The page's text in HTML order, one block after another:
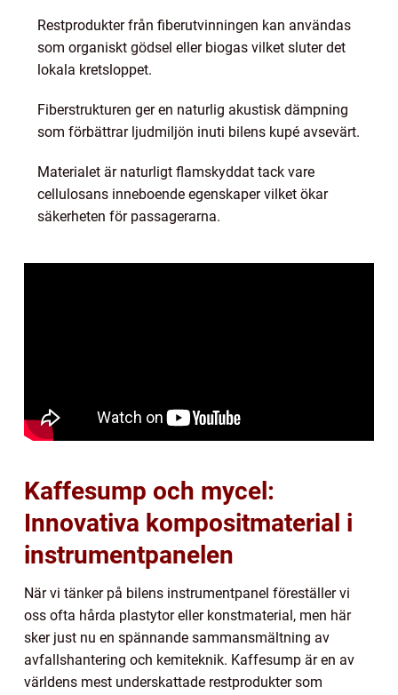
Restprodukter från fiberutvinningen kan användas
som organiskt gödsel eller biogas vilket sluter det
lokala kretsloppet.
Fiberstrukturen ger en naturlig akustisk dämpning
som förbättrar ljudmiljön inuti bilens kupé avsevärt.
Materialet är naturligt flamskyddat tack vare
cellulosans inneboende egenskaper vilket ökar
säkerheten för passagerarna.
Kaffesump och mycel:
Innovativa kompositmaterial i
instrumentpanelen
När vi tänker på bilens instrumentpanel föreställer vi
oss ofta hårda plastytor eller konstmaterial, men här
sker just nu en spännande sammansmältning av
avfallshantering och kemiteknik. Kaffesump är en av
världens mest underskattade restprodukter som